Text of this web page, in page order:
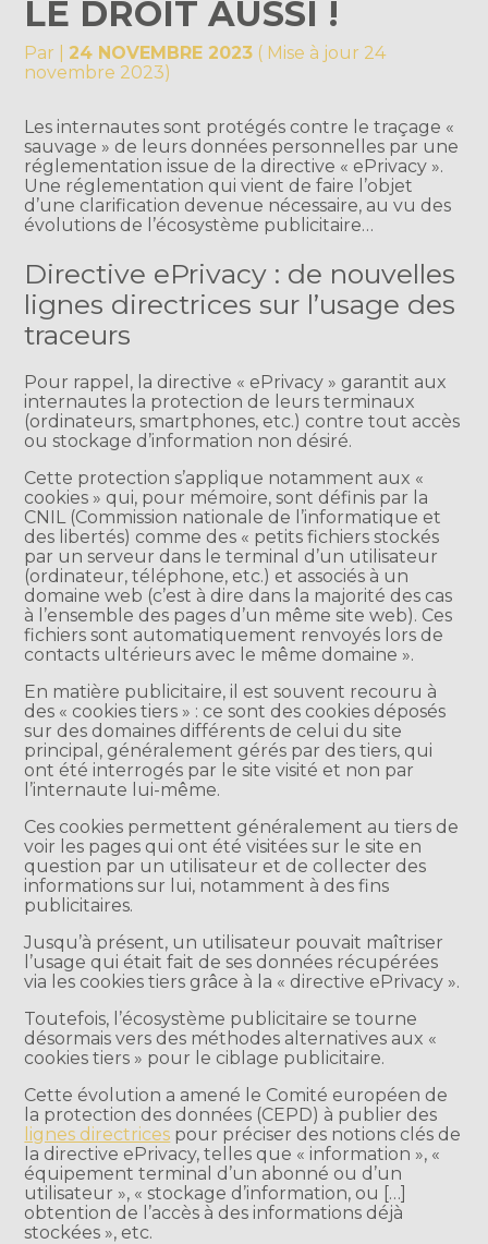
LE DROIT AUSSI !
Par 24 NOVEMBRE 2023 ( Mise à jour 24
novembre 2023)
Les internautes sont protégés contre le traçage «
sauvage » de leurs données personnelles par une
réglementation issue de la directive « ePrivacy ».
Une réglementation qui vient de faire l’objet
d’une clarification devenue nécessaire, au vu des
évolutions de l’écosystème publicitaire…
Directive ePrivacy : de nouvelles
lignes directrices sur l’usage des
traceurs
Pour rappel, la directive « ePrivacy » garantit aux
internautes la protection de leurs terminaux
(ordinateurs, smartphones, etc.) contre tout accès
ou stockage d’information non désiré.
Cette protection s’applique notamment aux «
cookies » qui, pour mémoire, sont définis par la
CNIL (Commission nationale de l’informatique et
des libertés) comme des « petits fichiers stockés
par un serveur dans le terminal d’un utilisateur
(ordinateur, téléphone, etc.) et associés à un
domaine web (c’est à dire dans la majorité des cas
à l’ensemble des pages d’un même site web). Ces
fichiers sont automatiquement renvoyés lors de
contacts ultérieurs avec le même domaine ».
En matière publicitaire, il est souvent recouru à
des « cookies tiers » : ce sont des cookies déposés
sur des domaines différents de celui du site
principal, généralement gérés par des tiers, qui
ont été interrogés par le site visité et non par
l’internaute lui-même.
Ces cookies permettent généralement au tiers de
voir les pages qui ont été visitées sur le site en
question par un utilisateur et de collecter des
informations sur lui, notamment à des fins
publicitaires.
Jusqu’à présent, un utilisateur pouvait maîtriser
l’usage qui était fait de ses données récupérées
via les cookies tiers grâce à la « directive ePrivacy ».
Toutefois, l’écosystème publicitaire se tourne
désormais vers des méthodes alternatives aux «
cookies tiers » pour le ciblage publicitaire.
Cette évolution a amené le Comité européen de
la protection des données (CEPD) à publier des
lignes directrices pour préciser des notions clés de
la directive ePrivacy, telles que « information », «
équipement terminal d’un abonné ou d’un
utilisateur », « stockage d’information, ou […]
obtention de l’accès à des informations déjà
stockées », etc.